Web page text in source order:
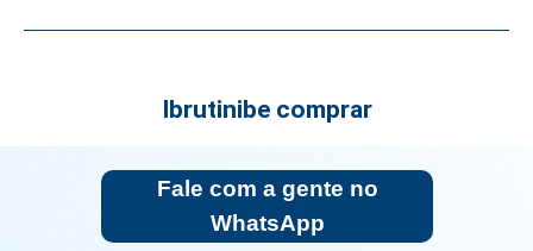
Ibrutinibe comprar
Fale com a gente no
WhatsApp